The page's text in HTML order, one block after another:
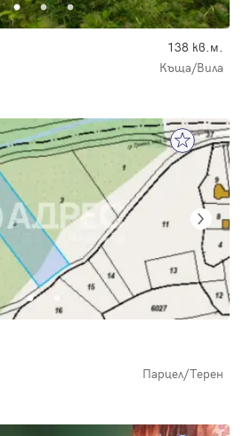
138 кв.м.
Къща/Вила
Парцел/Терен